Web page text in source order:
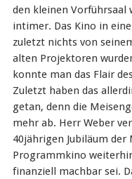
den kleinen Vorführsaal
intimer. Das Kino in
zuletzt nichts von
alten Projektoren
konnte man das Flair
Zuletzt haben das
getan, denn die
mehr ab. Herr Weber
40jährigen Jubiläum der
Programmkino
finanziell machbar sei.